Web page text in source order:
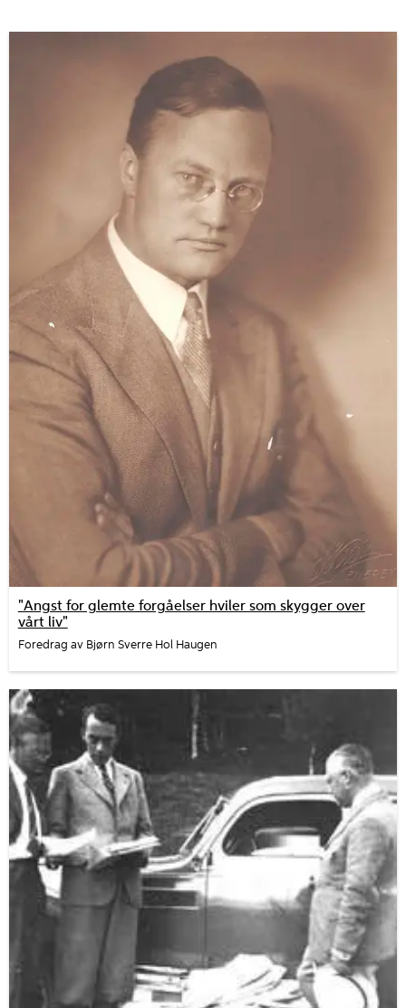
"Angst for glemte forgåelser hviler som skygger over
vårt liv"
Foredrag av Bjørn Sverre Hol Haugen